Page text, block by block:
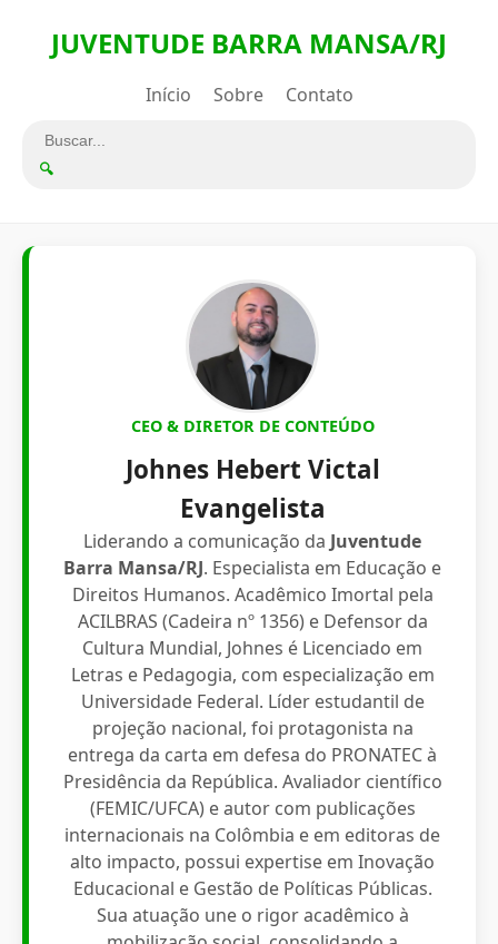
JUVENTUDE BARRA MANSA/RJ
Início Sobre Contato
🔍
CEO & DIRETOR DE CONTEÚDO
Johnes Hebert Victal
Evangelista
Liderando a comunicação da Juventude
Barra Mansa/RJ. Especialista em Educação e
Direitos Humanos. Acadêmico Imortal pela
ACILBRAS (Cadeira nº 1356) e Defensor da
Cultura Mundial, Johnes é Licenciado em
Letras e Pedagogia, com especialização em
Universidade Federal. Líder estudantil de
projeção nacional, foi protagonista na
entrega da carta em defesa do PRONATEC à
Presidência da República. Avaliador científico
(FEMIC/UFCA) e autor com publicações
internacionais na Colômbia e em editoras de
alto impacto, possui expertise em Inovação
Educacional e Gestão de Políticas Públicas.
Sua atuação une o rigor acadêmico à